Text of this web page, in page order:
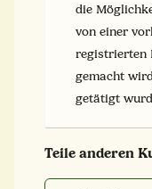
die
von einer
registrierten
gemacht
getätigt
Teile anderen